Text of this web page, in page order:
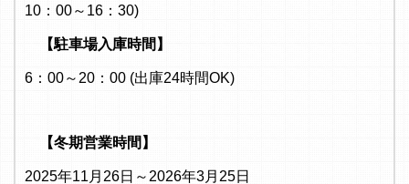
10：00～16：30)
【駐車場入庫時間】
6：00～20：00 (出庫24時間OK)
【冬期営業時間】
2025年11月26日～2026年3月25日